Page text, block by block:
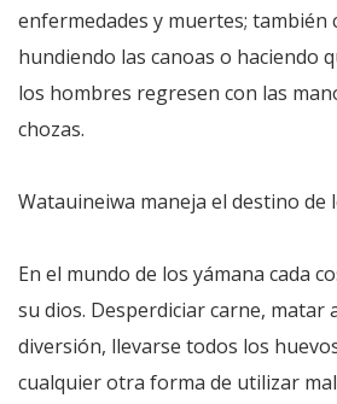
enfermedades y muertes; también
hundiendo las canoas o haciendo
los hombres regresen con las
chozas.
Watauineiwa maneja el destino de
En el mundo de los yámana cada
su dios. Desperdiciar carne, matar
diversión, llevarse todos los
cualquier otra forma de utilizar